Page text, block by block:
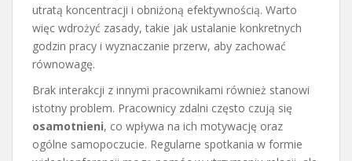
utratą koncentracji i obniżoną efektywnością. Warto
więc wdrożyć zasady, takie jak ustalanie konkretnych
godzin pracy i wyznaczanie przerw, aby zachować
równowagę.
Brak interakcji z innymi pracownikami również stanowi
istotny problem. Pracownicy zdalni często czują się
osamotnieni, co wpływa na ich motywację oraz
ogólne samopoczucie. Regularne spotkania w formie